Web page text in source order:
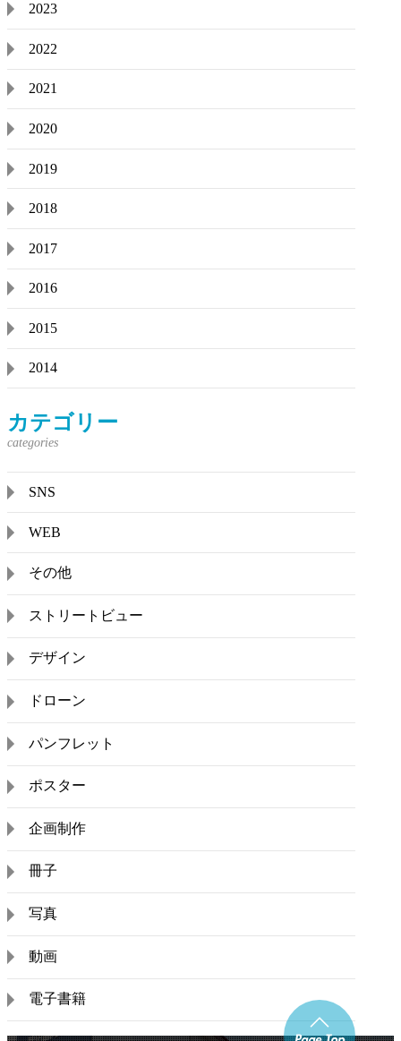
2023
2022
2021
2020
2019
2018
2017
2016
2015
2014
カテゴリー
SNS
WEB
その他
ストリートビュー
デザイン
ドローン
パンフレット
ポスター
企画制作
冊子
写真
動画
電子書籍